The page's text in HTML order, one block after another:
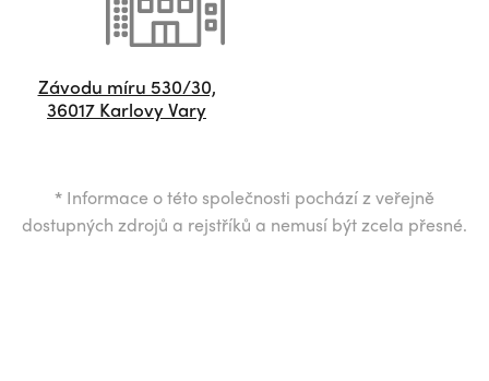
Závodu míru 530/30,
36017 Karlovy Vary
* Informace o této společnosti pochází z veřejně
dostupných zdrojů a rejstříků a nemusí být zcela přesné.